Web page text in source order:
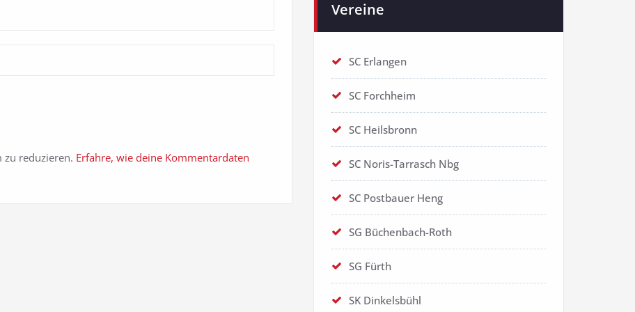
zu reduzieren. Erfahre, wie deine Kommentardaten
Vereine
SC Erlangen
SC Forchheim
SC Heilsbronn
SC Noris-Tarrasch Nbg
SC Postbauer Heng
SG Büchenbach-Roth
SG Fürth
SK Dinkelsbühl